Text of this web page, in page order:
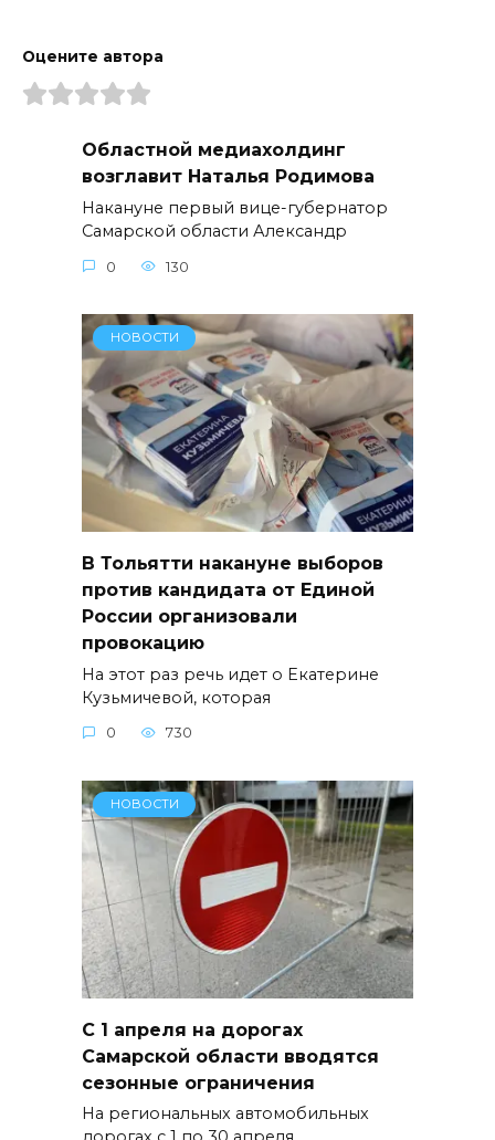
Оцените автора
Областной медиахолдинг
возглавит Наталья Родимова
Накануне первый вице-губернатор
Самарской области Александр
0 130
НОВОСТИ
В Тольятти накануне выборов
против кандидата от Единой
России организовали
провокацию
На этот раз речь идет о Екатерине
Кузьмичевой, которая
0 730
НОВОСТИ
С 1 апреля на дорогах
Самарской области вводятся
сезонные ограничения
На региональных автомобильных